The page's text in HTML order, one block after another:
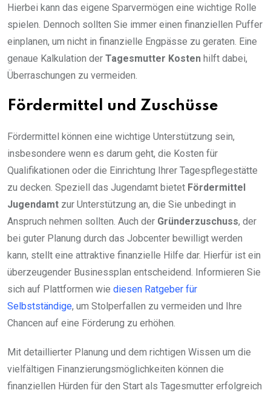
Hierbei kann das eigene Sparvermögen eine wichtige Rolle
spielen. Dennoch sollten Sie immer einen finanziellen Puffer
einplanen, um nicht in finanzielle Engpässe zu geraten. Eine
genaue Kalkulation der Tagesmutter Kosten hilft dabei,
Überraschungen zu vermeiden.
Fördermittel und Zuschüsse
Fördermittel können eine wichtige Unterstützung sein,
insbesondere wenn es darum geht, die Kosten für
Qualifikationen oder die Einrichtung Ihrer Tagespflegestätte
zu decken. Speziell das Jugendamt bietet Fördermittel
Jugendamt zur Unterstützung an, die Sie unbedingt in
Anspruch nehmen sollten. Auch der Gründerzuschuss, der
bei guter Planung durch das Jobcenter bewilligt werden
kann, stellt eine attraktive finanzielle Hilfe dar. Hierfür ist ein
überzeugender Businessplan entscheidend. Informieren Sie
sich auf Plattformen wie diesen Ratgeber für
Selbstständige, um Stolperfallen zu vermeiden und Ihre
Chancen auf eine Förderung zu erhöhen.
Mit detaillierter Planung und dem richtigen Wissen um die
vielfältigen Finanzierungsmöglichkeiten können die
finanziellen Hürden für den Start als Tagesmutter erfolgreich